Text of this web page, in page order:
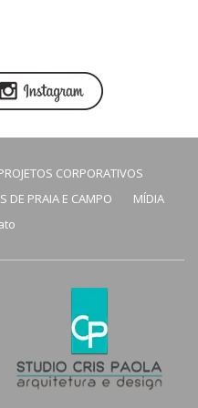
CORPORATIVOS
DE PRAIA E CAMPO
MÍDIA